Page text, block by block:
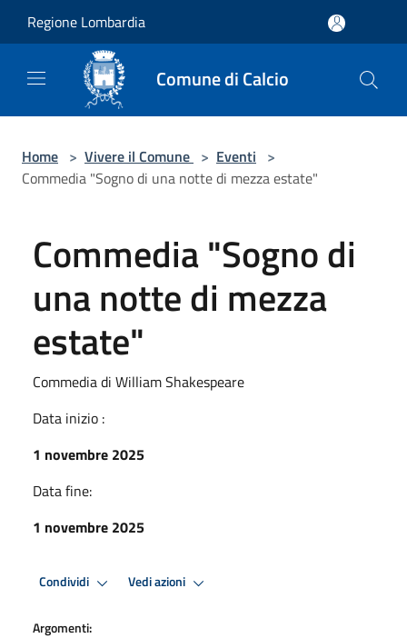
Regione Lombardia
Comune di Calcio
Home > Vivere il Comune > Eventi >
Commedia "Sogno di una notte di mezza estate"
Commedia "Sogno di
una notte di mezza
estate"
Commedia di William Shakespeare
Data inizio :
1 novembre 2025
Data fine:
1 novembre 2025
Condividi Vedi azioni
Argomenti: